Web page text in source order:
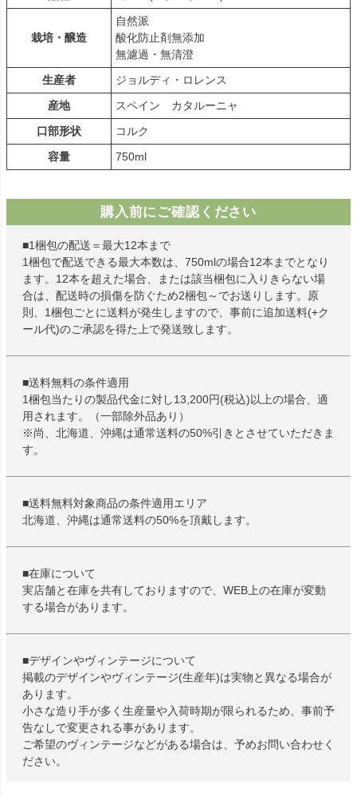
栽培・醸造
自然派
酸化防止剤無添加
無濾過・無清澄
生産者
ジョルディ・ロレンス
産地
スペイン カタルーニャ
口部形状
コルク
容量
750ml
購入前にご確認ください
■1梱包の配送＝最大12本まで
1梱包で配送できる最大本数は、750mlの場合12本までとなり
ます。12本を超えた場合、または該当梱包に入りきらない場
合は、配送時の損傷を防ぐため2梱包～でお送りします。原
則、1梱包ごとに送料が発生しますので、事前に追加送料(+ク
ール代)のご承認を得た上で発送致します。
■送料無料の条件適用
1梱包当たりの製品代金に対し13,200円(税込)以上の場合、適
用されます。（一部除外品あり）
※尚、北海道、沖縄は通常送料の50%引きとさせていただきま
す。
■送料無料対象商品の条件適用エリア
北海道、沖縄は通常送料の50%を頂戴します。
■在庫について
実店舗と在庫を共有しておりますので、WEB上の在庫が変動
する場合があります。
■デザインやヴィンテージについて
掲載のデザインやヴィンテージ(生産年)は実物と異なる場合が
あります。
小さな造り手が多く生産量や入荷時期が限られるため、事前予
告なしで変更される事があります。
ご希望のヴィンテージなどがある場合は、予めお問い合わせく
ださい。